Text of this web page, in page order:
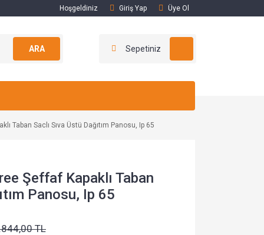
Hoşgeldiniz Giriş Yap Üye Ol
ARA Sepetiniz
Taban Saclı Sıva Üstü Dağıtım Panosu, Ip 65
Şeffaf Kapaklı Taban
Panosu, Ip 65
TL